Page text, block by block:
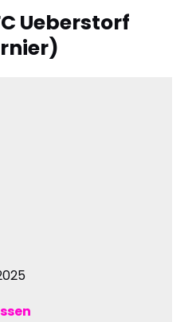
Ueberstorf